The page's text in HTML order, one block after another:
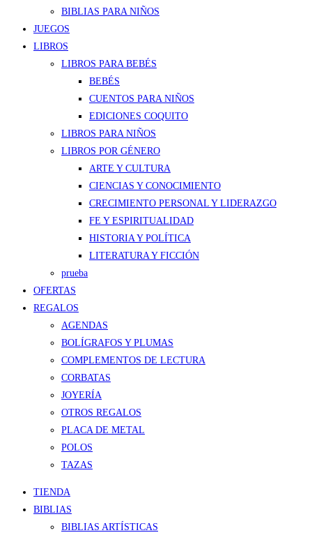
BIBLIAS PARA NIÑOS
JUEGOS
LIBROS
LIBROS PARA BEBÉS
BEBÉS
CUENTOS PARA NIÑOS
EDICIONES COQUITO
LIBROS PARA NIÑOS
LIBROS POR GÉNERO
ARTE Y CULTURA
CIENCIAS Y CONOCIMIENTO
CRECIMIENTO PERSONAL Y LIDERAZGO
FE Y ESPIRITUALIDAD
HISTORIA Y POLÍTICA
LITERATURA Y FICCIÓN
prueba
OFERTAS
REGALOS
AGENDAS
BOLÍGRAFOS Y PLUMAS
COMPLEMENTOS DE LECTURA
CORBATAS
JOYERÍA
OTROS REGALOS
PLACA DE METAL
POLOS
TAZAS
TIENDA
BIBLIAS
BIBLIAS ARTÍSTICAS